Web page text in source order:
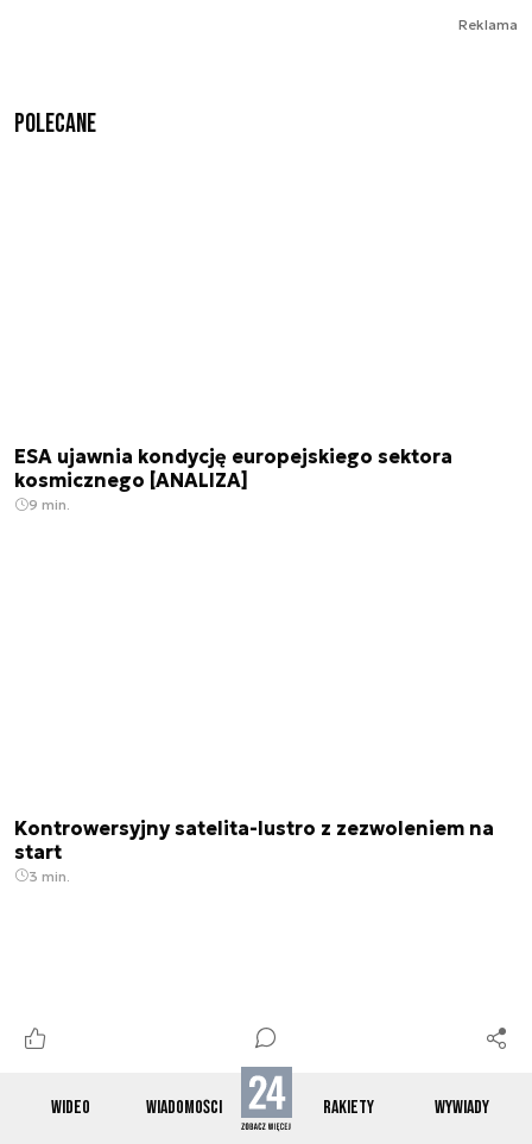
WIDEO WIADOMOŚCI RAKIETY WYWIADY
Reklama
Polecane
ESA ujawnia kondycję europejskiego sektora
kosmicznego [ANALIZA]
9 min.
Kontrowersyjny satelita-lustro z zezwoleniem na
start
3 min.